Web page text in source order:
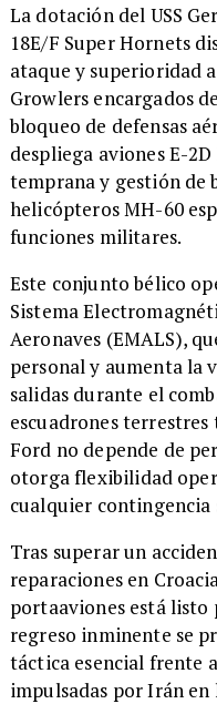
La dotación del USS
18E/F Super Hornets
ataque y superioridad
Growlers encargados
bloqueo de defensas
despliega aviones E-
temprana y gestión de
helicópteros MH-60
funciones militares.
Este conjunto bélico
Sistema
Aeronaves (EMALS),
personal y aumenta la
salidas durante el
escuadrones terrestres
Ford no depende de
otorga flexibilidad
cualquier contingencia
Tras superar un
reparaciones en
portaaviones está listo
regreso inminente se
táctica esencial frente
impulsadas por Irán en